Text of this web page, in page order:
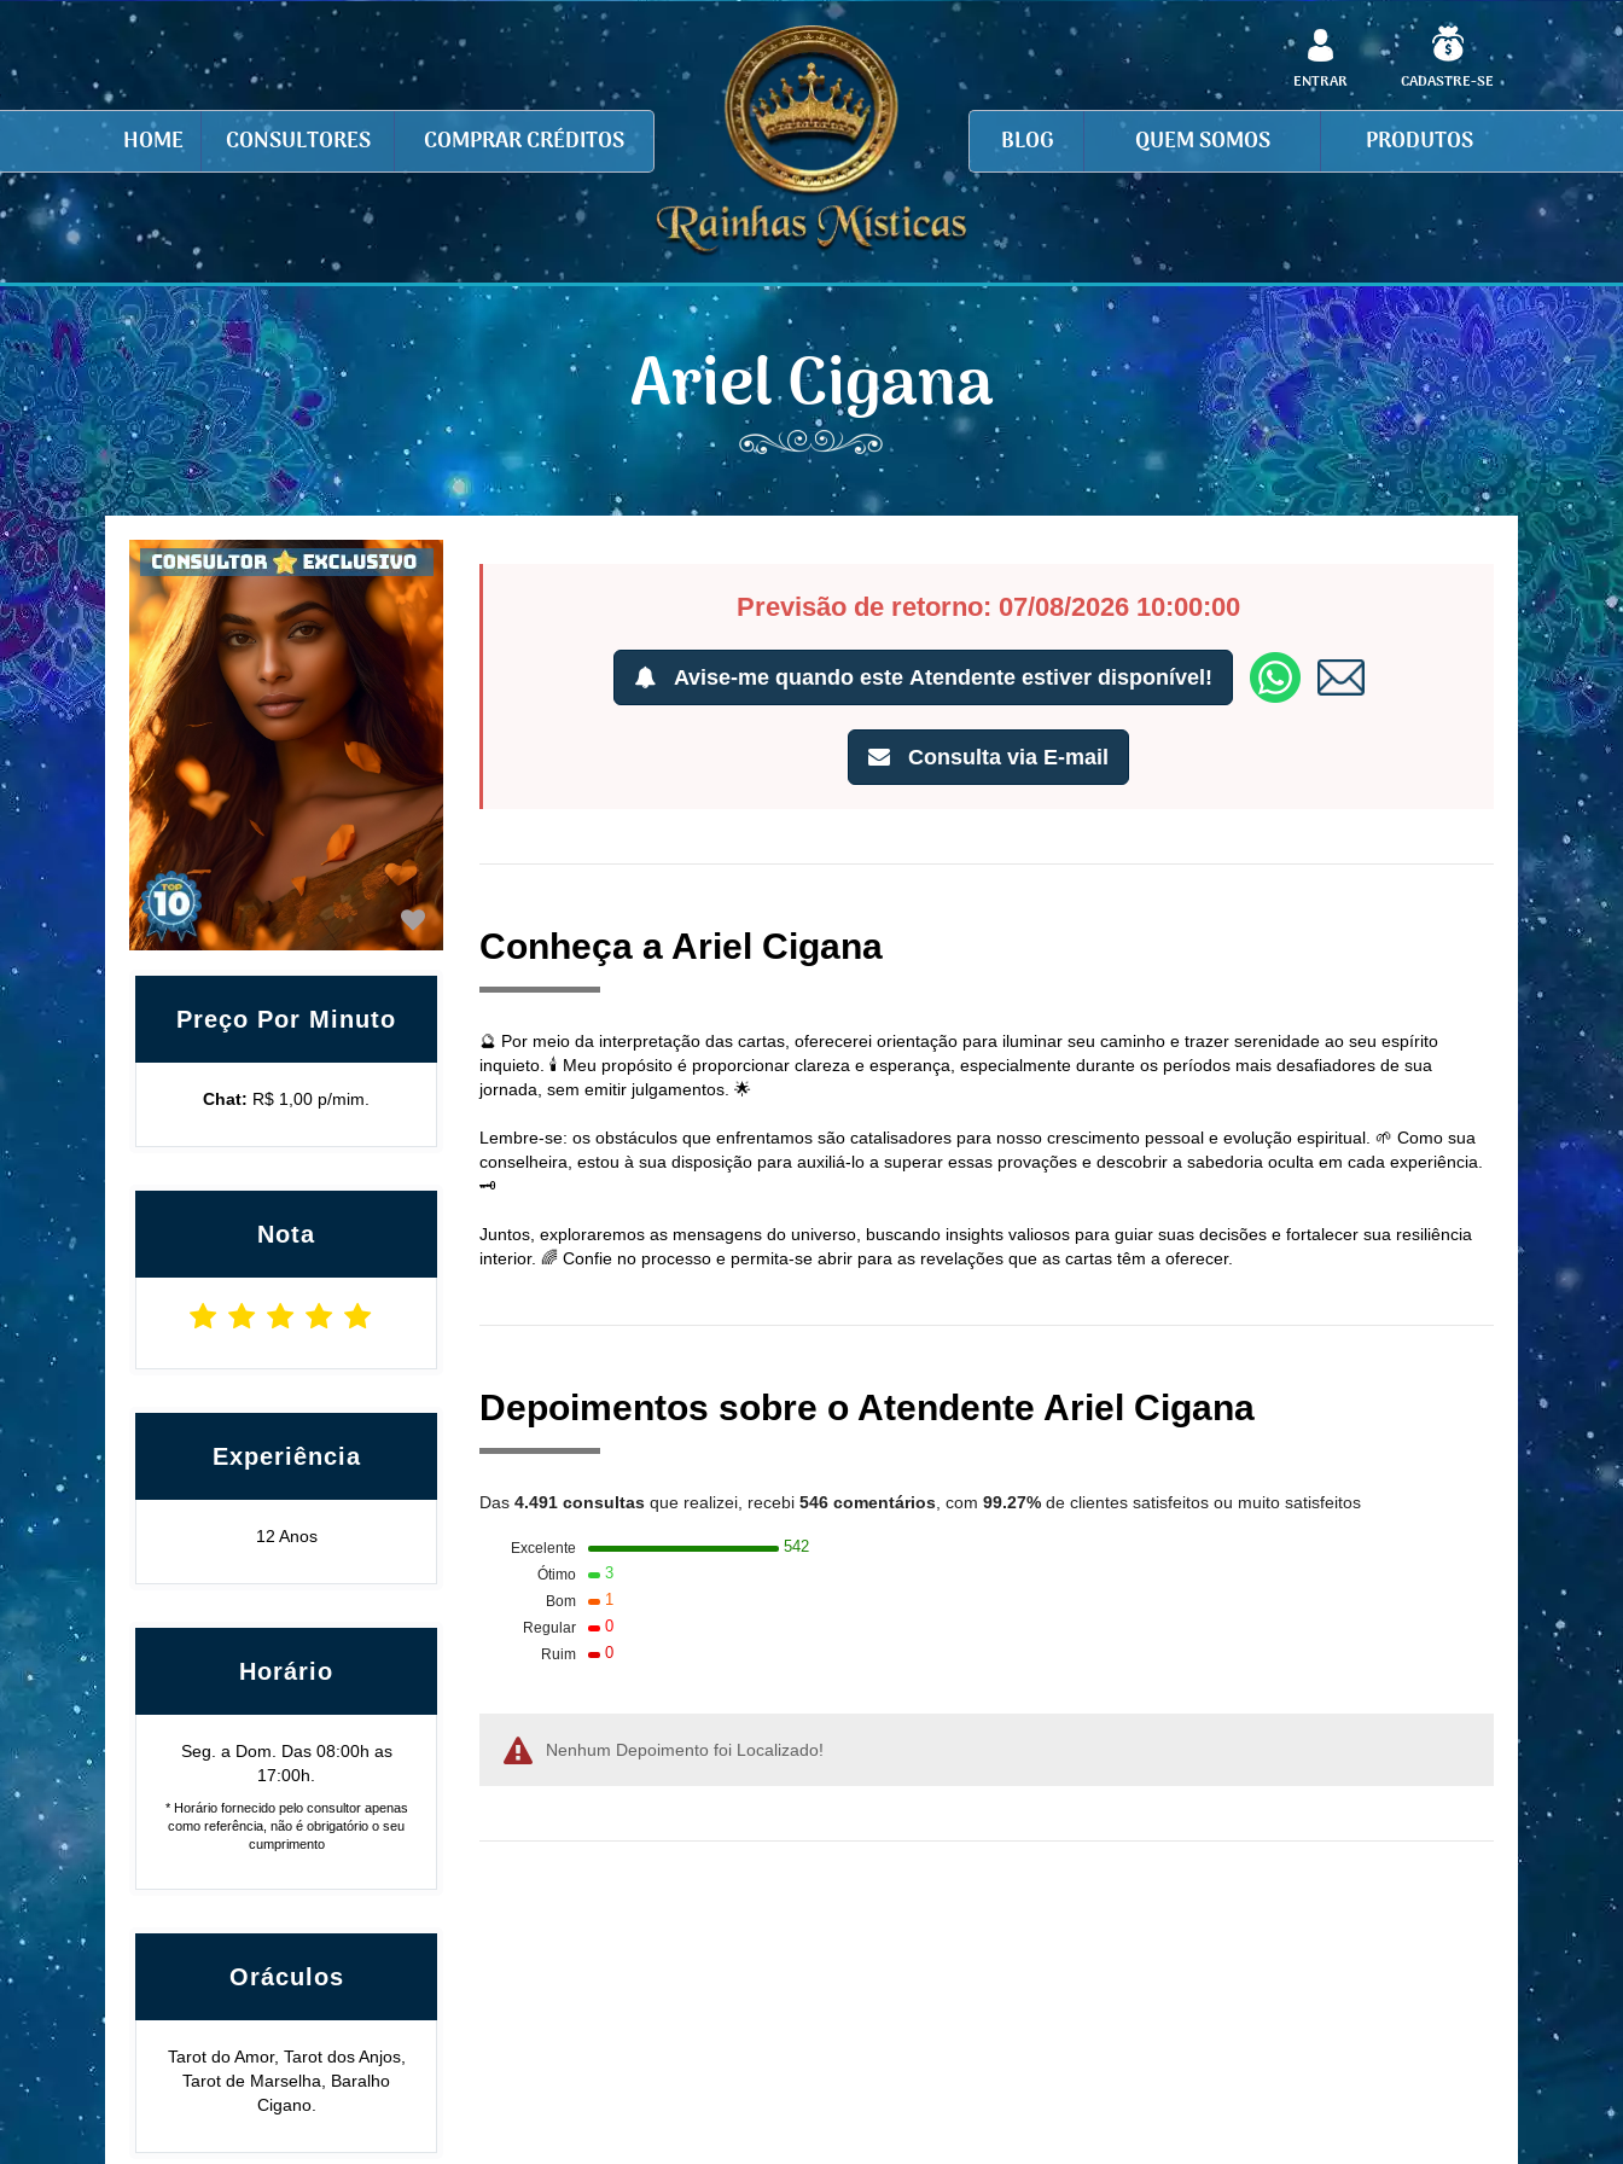
HOME CONSULTORES COMPRAR CRÉDITOS BLOG QUEM SOMOS PRODUTOS
ENTRAR CADASTRE-SE
Ariel Cigana
Preço Por Minuto
Chat: R$ 1,00 p/mim.
Nota
Experiência
12 Anos
Horário
Seg. a Dom. Das 08:00h as
17:00h.
* Horário fornecido pelo consultor apenas
como referência, não é obrigatório o seu
cumprimento
Oráculos
Tarot do Amor, Tarot dos Anjos,
Tarot de Marselha, Baralho
Cigano.
Previsão de retorno: 07/08/2026 10:00:00
Avise-me quando este Atendente estiver disponível!
Consulta via E-mail
Conheça a Ariel Cigana
🔮 Por meio da interpretação das cartas, oferecerei orientação para iluminar seu caminho e trazer serenidade ao seu espírito
inquieto. 🕯️ Meu propósito é proporcionar clareza e esperança, especialmente durante os períodos mais desafiadores de sua
jornada, sem emitir julgamentos. 🌟
Lembre-se: os obstáculos que enfrentamos são catalisadores para nosso crescimento pessoal e evolução espiritual. 🌱 Como sua
conselheira, estou à sua disposição para auxiliá-lo a superar essas provações e descobrir a sabedoria oculta em cada experiência.
🗝️
Juntos, exploraremos as mensagens do universo, buscando insights valiosos para guiar suas decisões e fortalecer sua resiliência
interior. 🌈 Confie no processo e permita-se abrir para as revelações que as cartas têm a oferecer.
Depoimentos sobre o Atendente Ariel Cigana
Das 4.491 consultas que realizei, recebi 546 comentários , com 99.27% de clientes satisfeitos ou muito satisfeitos
Excelente 542
Ótimo 3
Bom 1
Regular 0
Ruim 0
Nenhum Depoimento foi Localizado!